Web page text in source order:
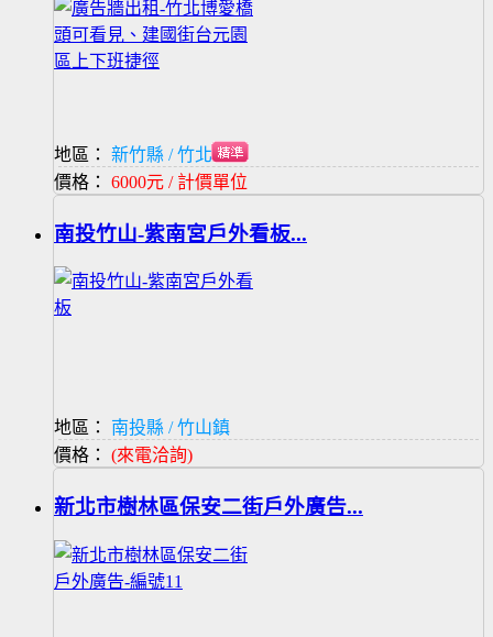
地區：
新竹縣 / 竹北市
價格： 6000元 / 計價單位
南投竹山-紫南宮戶外看板...
地區：
南投縣 / 竹山鎮
價格： (來電洽詢)
新北市樹林區保安二街戶外廣告...